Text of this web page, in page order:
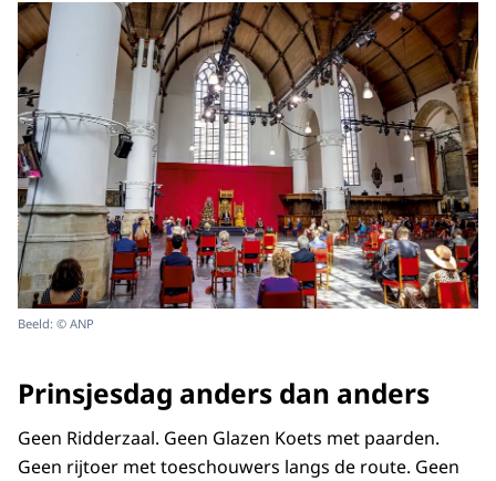
Beeld: © ANP
Prinsjesdag anders dan anders
Geen Ridderzaal. Geen Glazen Koets met paarden.
Geen rijtoer met toeschouwers langs de route. Geen